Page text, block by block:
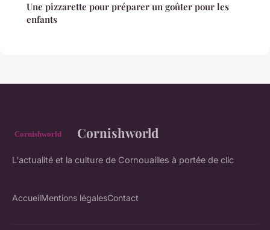
Une pizzarette pour préparer un goûter pour les
enfants
Cornishworld
L'actualité et la culture de Cornouailles à portée de clic
AccueilMentions légalesContact